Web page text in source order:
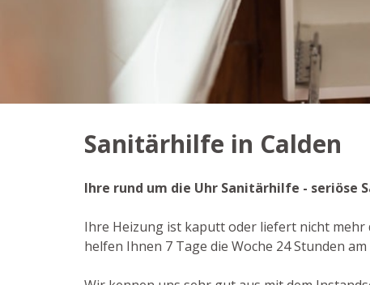
Sanitärhilfe in Calden
Ihre rund um die Uhr Sanitärhilfe - seriöse
Ihre Heizung ist kaputt oder liefert nicht
helfen Ihnen 7 Tage die Woche 24 Stunden